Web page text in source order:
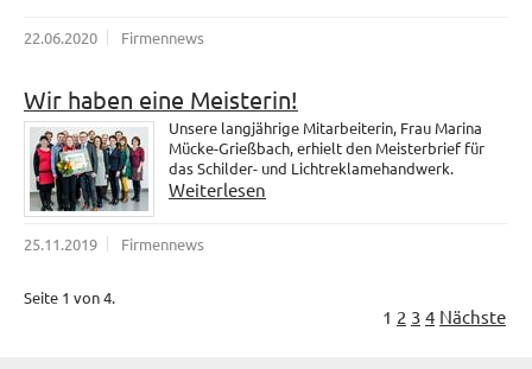
22.06.2020 Firmennews
Wir haben eine Meisterin!
Unsere langjährige Mitarbeiterin, Frau Marina
Mücke-Grießbach, erhielt den Meisterbrief für
das Schilder- und Lichtreklamehandwerk.
Weiterlesen
25.11.2019 Firmennews
Seite 1 von 4.
1 2 3 4 Nächste